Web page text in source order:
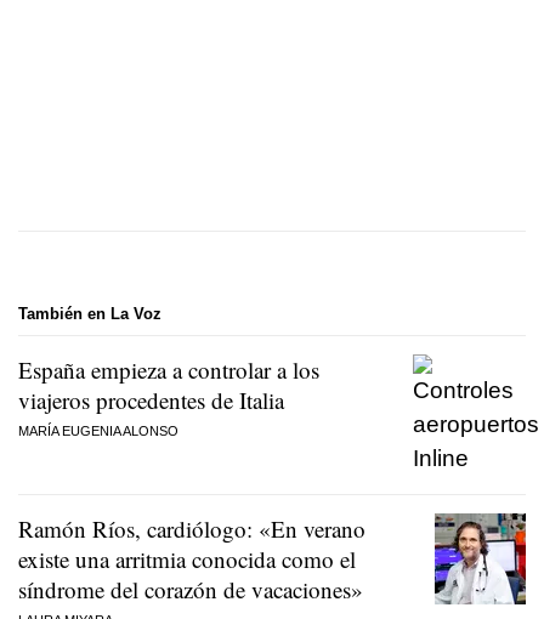
También en La Voz
España empieza a controlar a los
viajeros procedentes de Italia
MARÍA EUGENIA ALONSO
Ramón Ríos, cardiólogo: «En verano
existe una arritmia conocida como el
síndrome del corazón de vacaciones»